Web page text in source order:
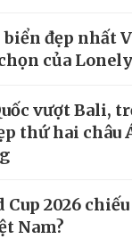
biển đẹp nhất
của
vượt Bali,
thứ hai châu
Cup 2026
Nam?